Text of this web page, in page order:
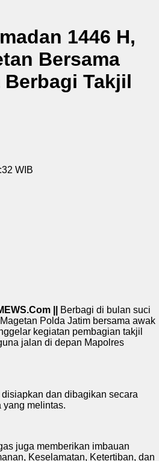
1446 H,
Bersama
Berbagi Takjil
WIB
||
Berbagi di bulan suci
Polda Jatim bersama awak
kegiatan pembagian takjil
jalan di depan Mapolres
dan dibagikan secara
yang melintas.
juga memberikan imbauan
Keselamatan, Ketertiban, dan